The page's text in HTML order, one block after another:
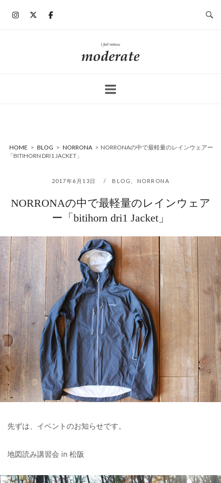
ホ
ー
HOME > BLOG > NORRONA > NORRONAの中で最軽量のレインウェアー
「BITIHORN DRI1 JACKET」
2017年6月13日 BLOG NORRONA
NORRONAの中で最軽量のレインウェア
ー「bitihorn dri1 Jacket」
先ずは、イベントのお知らせです。
地図読み講習会 in 松阪